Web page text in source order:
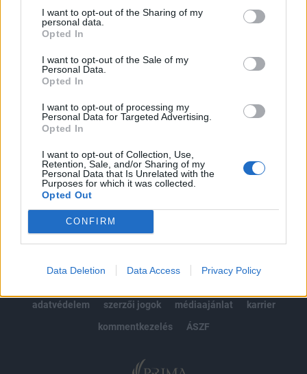
I want to opt-out of the Sharing of my
personal data.
Opted In
I want to opt-out of the Sale of my
Personal Data.
Opted In
I want to opt-out of processing my
Personal Data for Targeted Advertising.
Opted In
I want to opt-out of Collection, Use,
Retention, Sale, and/or Sharing of my
Personal Data that Is Unrelated with the
Purposes for which it was collected.
Opted Out
CONFIRM
Data Deletion Data Access Privacy Policy
Az előfizetés a következőket tartalmazza:
Portfolio.hu teljes cikkarchívum
kötéslistái
Előfizetés
MÁR ELŐFIZETŐNK VAGY?BEJELENTKEZÉS
adatvédelem
szerzői jogok médiaajánlat
karrier
kommentkezelés
ÁSZF